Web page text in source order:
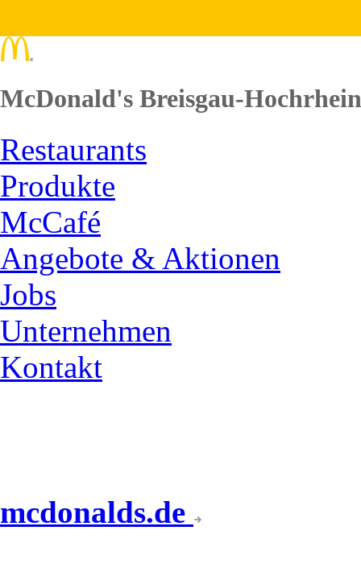
McDonald's Breisgau-Hochrhein
Restaurants
Produkte
McCafé
Angebote & Aktionen
Jobs
Unternehmen
Kontakt
mcdonalds.de